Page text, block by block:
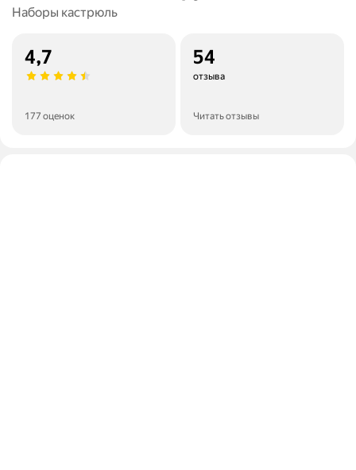
крышкой, для индукции, кухонная
Наборы кастрюль
4,7
177 оценок
54
отзыва
Читать отзывы